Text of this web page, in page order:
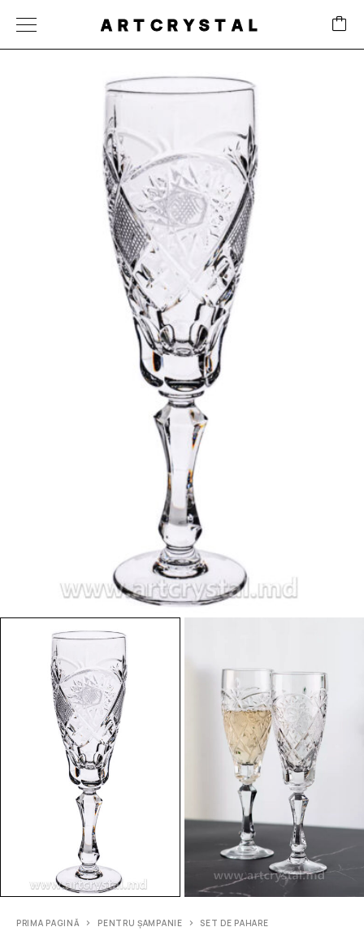
ARTCRYSTAL
PRIMA PAGINĂ PENTRU ȘAMPANIE SET DE PAHARE